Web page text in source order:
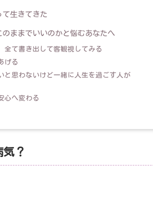
て生きてきた
ままでいいのかと悩むあなたへ
全て書き出して客観視してみる
げる
と思わないけど一緒に人生を過ごす人が
心へ変わる
？